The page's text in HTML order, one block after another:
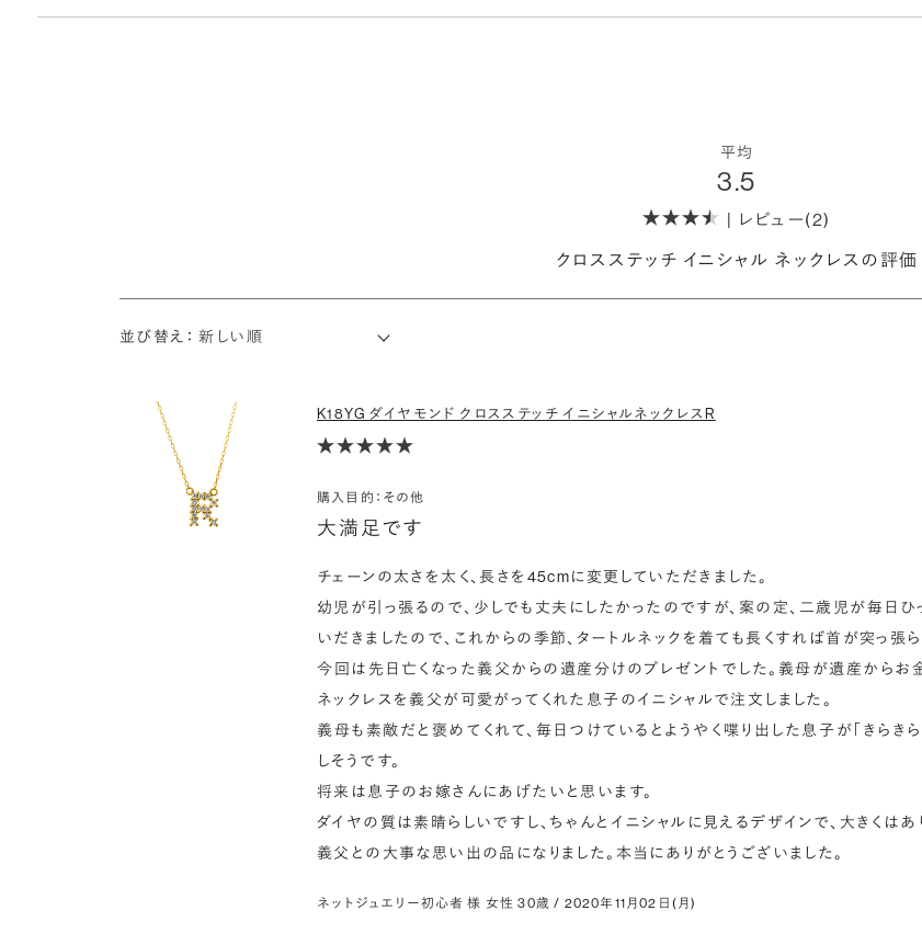
平均
3.5
| レビュー(2)
クロスステッチ イニシャル ネックレスの評価
並び替え：
K18YG ダイヤモンド クロスステッチ イニシャルネックレスR
購入目的：その他
大満足です
チェーンの太さを太く、長さを45cmに変更していただきました。
幼児が引っ張るので、少しでも丈夫にしたかったのですが、案の定、二歳児が毎日ひ
いだきましたので、これからの季節、タートルネックを着ても長くすれば首が突っ張
今回は先日亡くなった義父からの遺産分けのプレゼントでした。義母が遺産からお
ネックレスを義父が可愛がってくれた息子のイニシャルで注文しました。
義母も素敵だと褒めてくれて、毎日つけているとようやく喋り出した息子が「きらき
しそうです。
将来は息子のお嫁さんにあげたいと思います。
ダイヤの質は素晴らしいですし、ちゃんとイニシャルに見えるデザインで、大きくはあ
義父との大事な思い出の品になりました。本当にありがとうございました。
ネットジュエリー初心者 様 女性 30歳 / 2020年11月02日(月)